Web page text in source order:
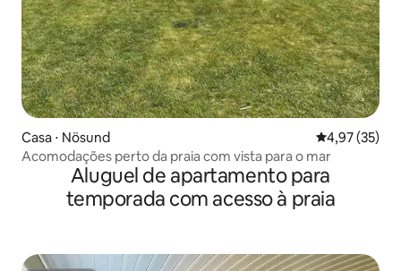
Casa ⋅ Nösund 4,97 de uma
4,97 (35)
Acomodações perto da praia com vista para o mar
Aluguel de apartamento para
temporada com acesso à praia